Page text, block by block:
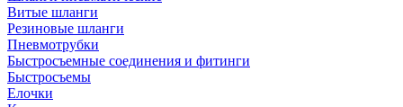
Витые шланги
Резиновые шланги
Пневмотрубки
Быстросъемные соединения и фитинги
Быстросъемы
Елочки